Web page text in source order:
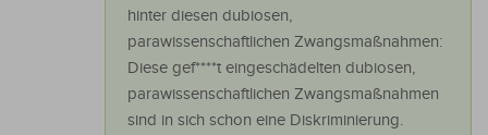
hinter diesen dubiosen,
parawissenschaftlichen Zwangsmaßnahmen:
Diese gef****t eingeschädelten dubiosen,
parawissenschaftlichen Zwangsmaßnahmen
sind in sich schon eine Diskriminierung.